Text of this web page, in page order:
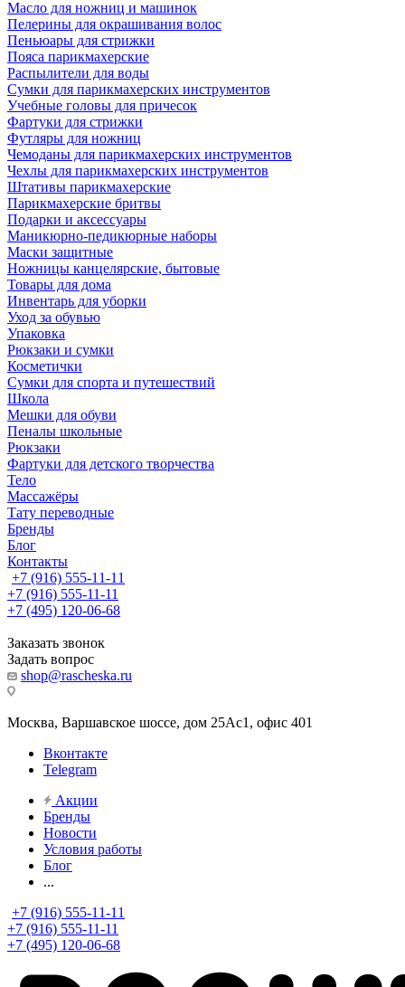
Масло для ножниц и машинок
Пелерины для окрашивания волос
Пеньюары для стрижки
Пояса парикмахерские
Распылители для воды
Сумки для парикмахерских инструментов
Учебные головы для причесок
Фартуки для стрижки
Футляры для ножниц
Чемоданы для парикмахерских инструментов
Чехлы для парикмахерских инструментов
Штативы парикмахерские
Парикмахерские бритвы
Подарки и аксессуары
Маникюрно-педикюрные наборы
Маски защитные
Ножницы канцелярские, бытовые
Товары для дома
Инвентарь для уборки
Уход за обувью
Упаковка
Рюкзаки и сумки
Косметички
Сумки для спорта и путешествий
Школа
Мешки для обуви
Пеналы школьные
Рюкзаки
Фартуки для детского творчества
Тело
Массажёры
Тату переводные
Бренды
Блог
Контакты
+7 (916) 555-11-11
+7 (916) 555-11-11
+7 (495) 120-06-68
Заказать звонок
Задать вопрос
shop@rascheska.ru
Москва, Варшавское шоссе, дом 25Аc1, офис 401
Вконтакте
Telegram
Акции
Бренды
Новости
Условия работы
Блог
...
+7 (916) 555-11-11
+7 (916) 555-11-11
+7 (495) 120-06-68